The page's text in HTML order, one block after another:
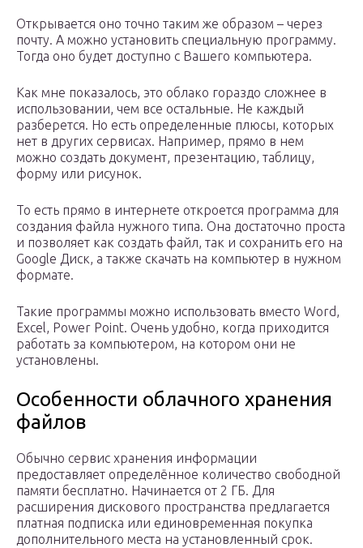
Открывается оно точно таким же образом – через
почту. А можно установить специальную программу.
Тогда оно будет доступно с Вашего компьютера.
Как мне показалось, это облако гораздо сложнее в
использовании, чем все остальные. Не каждый
разберется. Но есть определенные плюсы, которых
нет в других сервисах. Например, прямо в нем
можно создать документ, презентацию, таблицу,
форму или рисунок.
То есть прямо в интернете откроется программа для
создания файла нужного типа. Она достаточно проста
и позволяет как создать файл, так и сохранить его на
Google Диск, а также скачать на компьютер в нужном
формате.
Такие программы можно использовать вместо Word,
Excel, Power Point. Очень удобно, когда приходится
работать за компьютером, на котором они не
установлены.
Особенности облачного хранения
файлов
Обычно сервис хранения информации
предоставляет определённое количество свободной
памяти бесплатно. Начинается от 2 ГБ. Для
расширения дискового пространства предлагается
платная подписка или единовременная покупка
дополнительного места на установленный срок.